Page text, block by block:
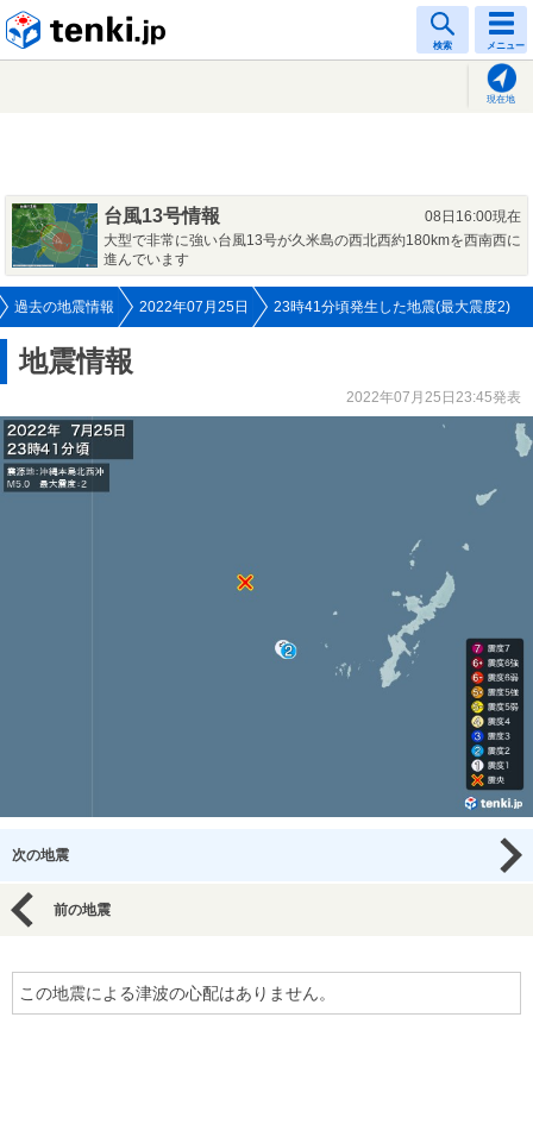
検索 メニュー
現在地
台風13号情報
08日16:00現在
大型で非常に強い台風13号が久米島の西北西約180kmを西南西に
進んでいます
過去の地震情報 2022年07月25日 23時41分頃発生した地震(最大震度2)
地震情報
2022年07月25日23:45発表
次の地震
前の地震
この地震による津波の心配はありません。